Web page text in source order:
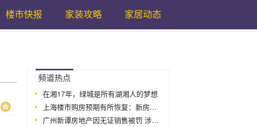
楼市快报 家装攻略 家居动态
频道热点
在湘17年，绿城是所有湖湘人的梦想
上海楼市购房预期有所恢复：新房冷热分化
广州新谭房地产因无证销售被罚 涉事项